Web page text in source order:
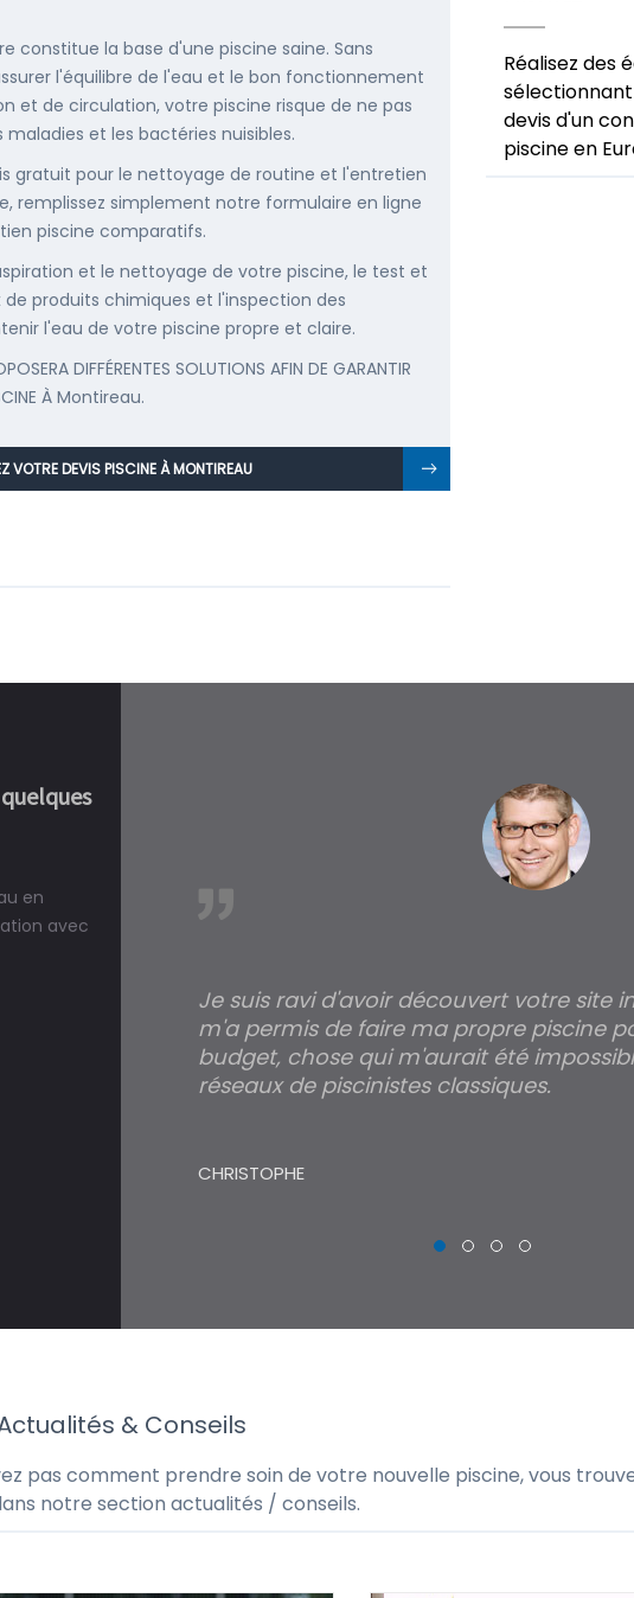
constitue la base d'une piscine saine. Sans
l'équilibre de l'eau et le bon fonctionnement
et de circulation, votre piscine risque de ne pas
et les bactéries nuisibles.
gratuit pour le nettoyage de routine et l'entretien
remplissez simplement notre formulaire en ligne
piscine comparatifs.
et le nettoyage de votre piscine, le test et
de produits chimiques et l'inspection des
l'eau de votre piscine propre et claire.
DIFFÉRENTES SOLUTIONS AFIN DE GARANTIR
À Montireau.
VOTRE DEVIS PISCINE À MONTIREAU
Réalisez des
devis d'un
piscine en
en
avec
est bien
Je suis ravi d'avoir découvert votre site
m'a permis de faire ma propre piscine
budget, chose qui m'aurait été
réseaux de piscinistes classiques.
CHRISTOPHE
& Conseils
pas comment prendre soin de votre nouvelle piscine, vous
notre section actualités / conseils.